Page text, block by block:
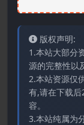
版权声明:
1.本站大部分
源的完整性以
2.本站资源仅
有,请在下载
容。
3.本站纯属为